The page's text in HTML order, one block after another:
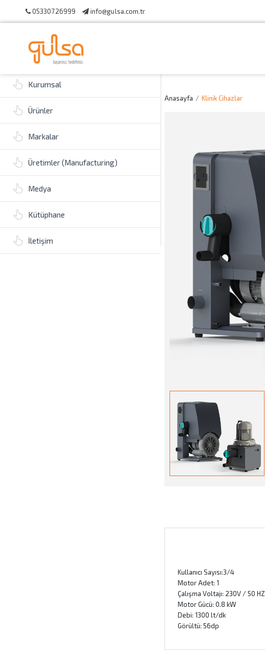
05330726999 info@gulsa.com.tr
Kurumsal
Ürünler
Markalar
Üretimler (Manufacturing)
Medya
Kütüphane
İletişim
Anasayfa Klinik Cihazlar
Kullanıcı Sayısı:3/4
Motor Adet: 1
Çalışma Voltajı: 230V / 50 HZ
Motor Gücü: 0.8 kW
Debi: 1300 lt/dk
Görültü: 56dp